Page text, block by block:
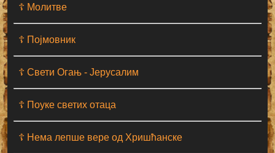
☦ Молитве
☦ Појмовник
☦ Свети Огањ - Јерусалим
☦ Поуке светих отаца
☦ Нема лепше вере од Хришћанске